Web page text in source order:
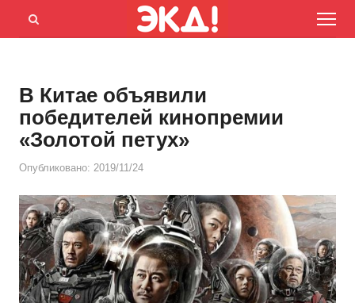
Menu
Открыть
В Китае объявили
победителей кинопремии
«Золотой петух»
Опубликовано: 2019/11/24